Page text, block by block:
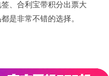
、合利宝带积分出票大
是非常不错的选择。